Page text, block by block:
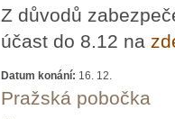
Z důvodů
účast do 8.12 na
Datum konání: 16. 12.
Pražská pobočka